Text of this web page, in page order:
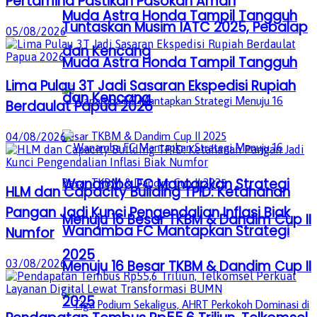
Muda Astra Honda Tampil Tangguh
dan Kencang
Wanamba FC Mantapkan Strategi
Menuju 16 Besar TKBM & Dandim Cup II
2025
Tuntaskan Musim IATC 2025, Pebalap
Muda Astra Honda Tampil Tangguh
dan Kencang
Wanamba FC Mantapkan Strategi
Menuju 16 Besar TKBM & Dandim Cup II
2025
05/08/2026
Lima Pulau 3T Jadi Sasaran Ekspedisi Rupiah
Berdaulat Papua 2026
04/08/2026
HLM dan Capacity Building TPID: Ketahanan
Pangan Jadi Kunci Pengendalian Inflasi Biak
Numfor
03/08/2026